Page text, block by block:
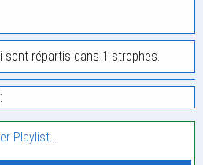
répartis dans 1 strophes.
Playlist…